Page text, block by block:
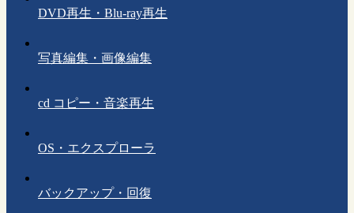
DVD再生・Blu-ray再生
写真編集・画像編集
cd コピー・音楽再生
OS・エクスプローラ
バックアップ・回復